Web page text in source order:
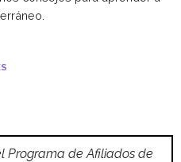
Programa de Afiliados de